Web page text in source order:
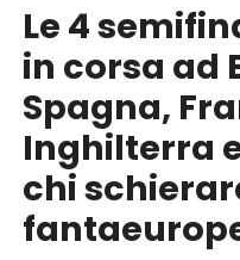
Le 4
in corsa ad
Spagna,
Inghilterra
chi